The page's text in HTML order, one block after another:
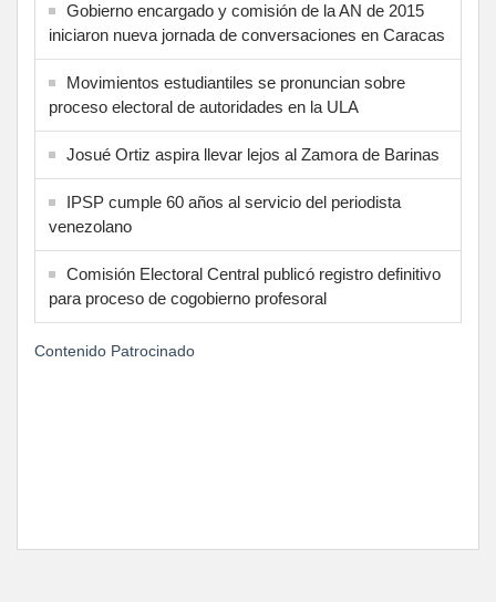
Gobierno encargado y comisión de la AN de 2015
iniciaron nueva jornada de conversaciones en Caracas
Movimientos estudiantiles se pronuncian sobre
proceso electoral de autoridades en la ULA
Josué Ortiz aspira llevar lejos al Zamora de Barinas
IPSP cumple 60 años al servicio del periodista
venezolano
Comisión Electoral Central publicó registro definitivo
para proceso de cogobierno profesoral
Contenido Patrocinado